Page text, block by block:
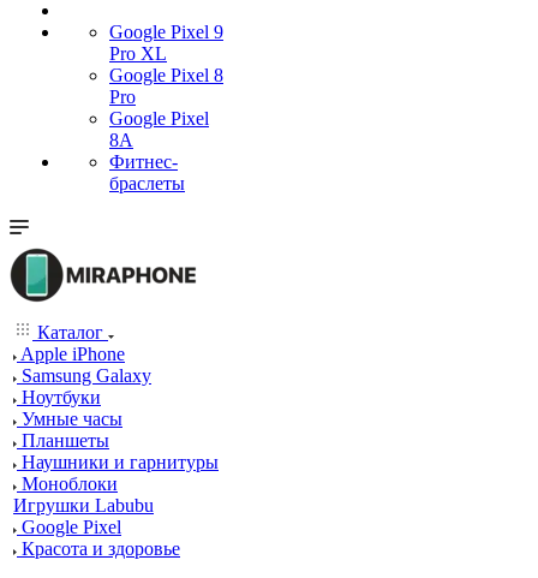
Google Pixel 9
Pro XL
Google Pixel 8
Pro
Google Pixel
8A
Фитнес-
браслеты
Каталог
Apple iPhone
Samsung Galaxy
Ноутбуки
Умные часы
Планшеты
Наушники и гарнитуры
Моноблоки
Игрушки Labubu
Google Pixel
Красота и здоровье